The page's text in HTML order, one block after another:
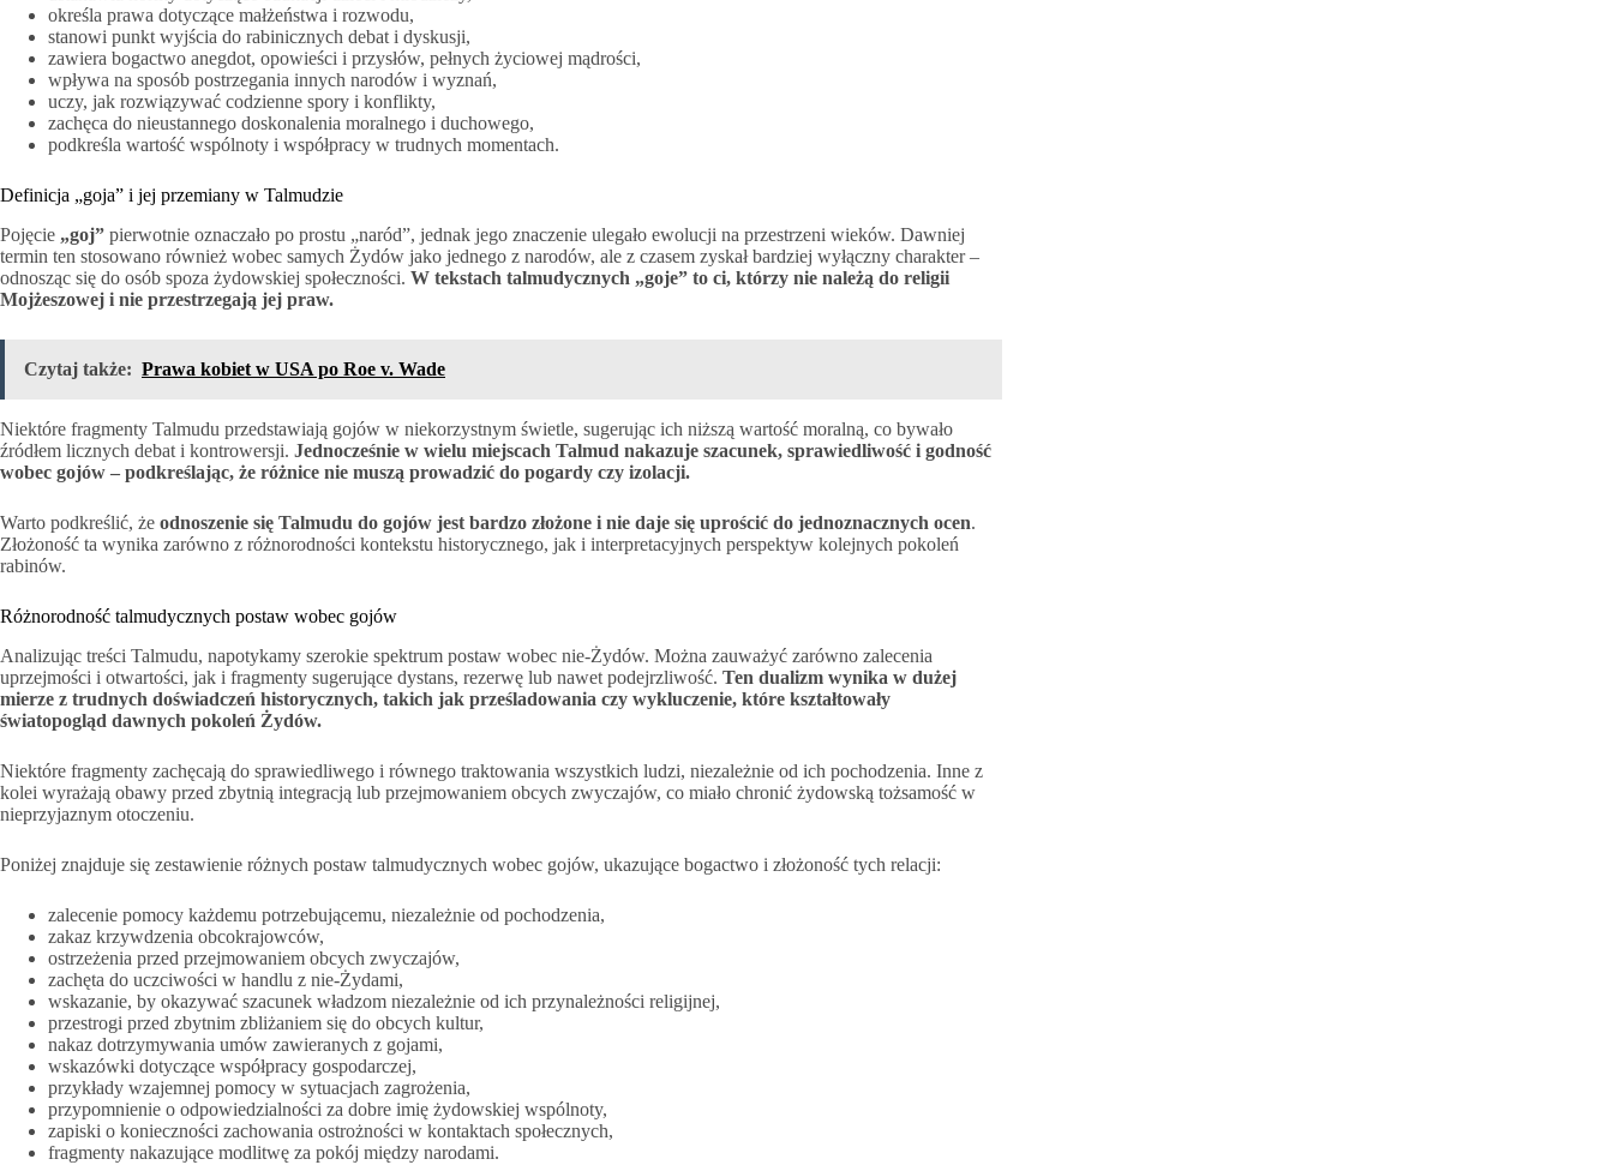
określa prawa dotyczące małżeństwa i rozwodu,
stanowi punkt wyjścia do rabinicznych debat i dyskusji,
zawiera bogactwo anegdot, opowieści i przysłów, pełnych życiowej mądrości,
wpływa na sposób postrzegania innych narodów i wyznań,
uczy, jak rozwiązywać codzienne spory i konflikty,
zachęca do nieustannego doskonalenia moralnego i duchowego,
podkreśla wartość wspólnoty i współpracy w trudnych momentach.
Definicja „goja” i jej przemiany w Talmudzie
Pojęcie „goj” pierwotnie oznaczało po prostu „naród”, jednak jego znaczenie ulegało ewolucji na przestrzeni wieków. Dawniej
termin ten stosowano również wobec samych Żydów jako jednego z narodów, ale z czasem zyskał bardziej wyłączny charakter –
odnosząc się do osób spoza żydowskiej społeczności. W tekstach talmudycznych „goje” to ci, którzy nie należą do religii
Mojżeszowej i nie przestrzegają jej praw.
Czytaj także: Prawa kobiet w USA po Roe v. Wade
Niektóre fragmenty Talmudu przedstawiają gojów w niekorzystnym świetle, sugerując ich niższą wartość moralną, co bywało
źródłem licznych debat i kontrowersji. Jednocześnie w wielu miejscach Talmud nakazuje szacunek, sprawiedliwość i godność
wobec gojów – podkreślając, że różnice nie muszą prowadzić do pogardy czy izolacji.
Warto podkreślić, że odnoszenie się Talmudu do gojów jest bardzo złożone i nie daje się uprościć do jednoznacznych ocen.
Złożoność ta wynika zarówno z różnorodności kontekstu historycznego, jak i interpretacyjnych perspektyw kolejnych pokoleń
rabinów.
Różnorodność talmudycznych postaw wobec gojów
Analizując treści Talmudu, napotykamy szerokie spektrum postaw wobec nie-Żydów. Można zauważyć zarówno zalecenia
uprzejmości i otwartości, jak i fragmenty sugerujące dystans, rezerwę lub nawet podejrzliwość. Ten dualizm wynika w dużej
mierze z trudnych doświadczeń historycznych, takich jak prześladowania czy wykluczenie, które kształtowały
światopogląd dawnych pokoleń Żydów.
Niektóre fragmenty zachęcają do sprawiedliwego i równego traktowania wszystkich ludzi, niezależnie od ich pochodzenia. Inne z
kolei wyrażają obawy przed zbytnią integracją lub przejmowaniem obcych zwyczajów, co miało chronić żydowską tożsamość w
nieprzyjaznym otoczeniu.
Poniżej znajduje się zestawienie różnych postaw talmudycznych wobec gojów, ukazujące bogactwo i złożoność tych relacji:
zalecenie pomocy każdemu potrzebującemu, niezależnie od pochodzenia,
zakaz krzywdzenia obcokrajowców,
ostrzeżenia przed przejmowaniem obcych zwyczajów,
zachęta do uczciwości w handlu z nie-Żydami,
wskazanie, by okazywać szacunek władzom niezależnie od ich przynależności religijnej,
przestrogi przed zbytnim zbliżaniem się do obcych kultur,
nakaz dotrzymywania umów zawieranych z gojami,
wskazówki dotyczące współpracy gospodarczej,
przykłady wzajemnej pomocy w sytuacjach zagrożenia,
przypomnienie o odpowiedzialności za dobre imię żydowskiej wspólnoty,
zapiski o konieczności zachowania ostrożności w kontaktach społecznych,
fragmenty nakazujące modlitwę za pokój między narodami.